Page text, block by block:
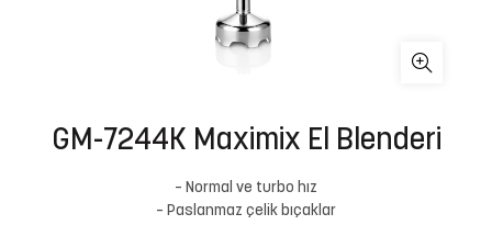
GM-7244K Maximix El Blenderi
– Normal ve turbo hız
– Paslanmaz çelik bıçaklar